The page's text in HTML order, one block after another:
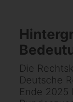
Die
Deutsche
Ende 2025